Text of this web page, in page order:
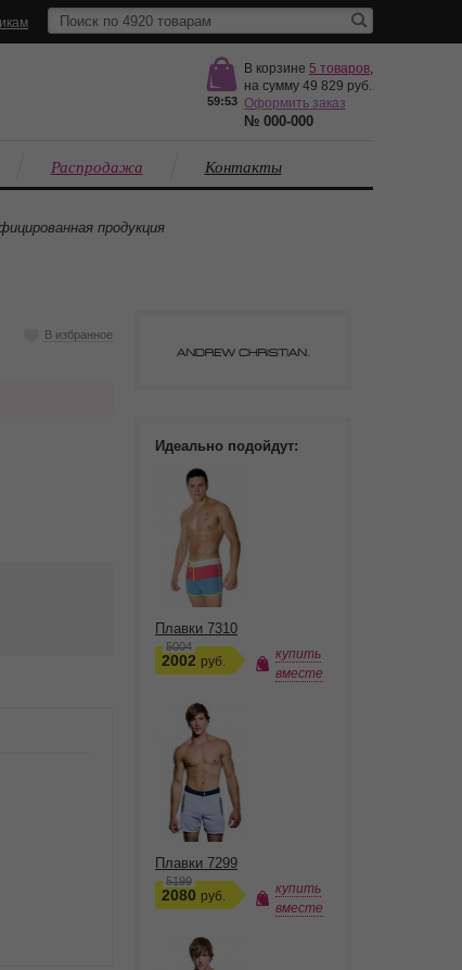
59:52
В корзине 5 товаров,
на сумму 49 829
Оформить заказ
№ 000-000
Распродажа Контакты
продукция
В избранное
Идеально подойдут:
Плавки 7310
5004
2002 руб.
купить
вместе
Плавки 7299
5199
2080 руб.
купить
вместе